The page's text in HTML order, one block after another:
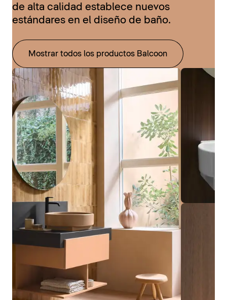
de alta calidad establece nuevos
estándares en el diseño de baño.
Mostrar todos los productos Balcoon